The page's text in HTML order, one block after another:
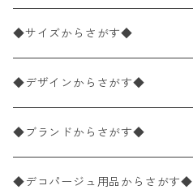
ペーパーナプキン2枚バラ売り
ペーパーナプキン1枚バラ売り
ペーパーナプキン20枚入りパック
ペーパーナプキン10枚入りパック
◆サイズからさがす◆
33×33cm（ランチサイズ）
バラ売り
パック売り
25×25cm（カクテルサイズ）
バラ売り
40×40cm（ディナーサイズ）
◆デザインからさがす◆
花柄
植物・グリーン柄
◆ブランドからさがす◆
ドイツ製 IHR/イア
◆デコパージュ用品からさがす◆